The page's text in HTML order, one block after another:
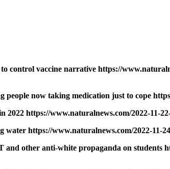
control vaccine narrative https://
now taking medication just to cope
https://www.naturalnews.com/2022-11-
https://www.naturalnews.com/2022-11-
other anti-white propaganda on students